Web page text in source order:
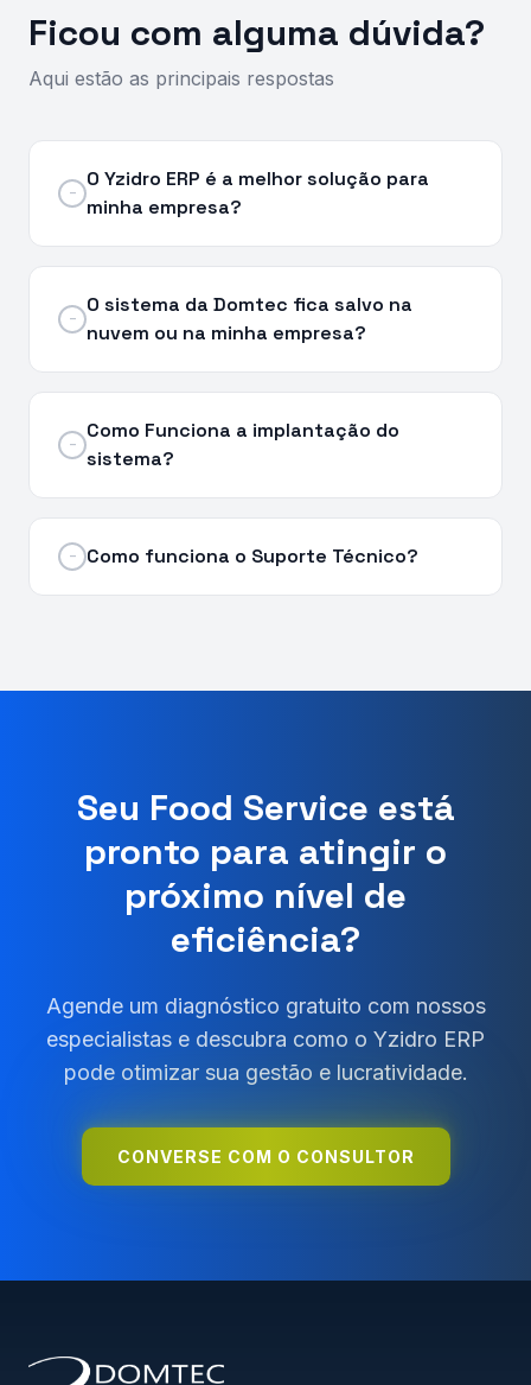
Ficou com alguma dúvida?
Aqui estão as principais respostas
−
O Yzidro ERP é a melhor solução para
minha empresa?
−
O sistema da Domtec fica salvo na
nuvem ou na minha empresa?
−
Como Funciona a implantação do
sistema?
− Como funciona o Suporte Técnico?
Seu Food Service está
pronto para atingir o
próximo nível de
eficiência?
Agende um diagnóstico gratuito com nossos
especialistas e descubra como o Yzidro ERP
pode otimizar sua gestão e lucratividade.
CONVERSE COM O CONSULTOR